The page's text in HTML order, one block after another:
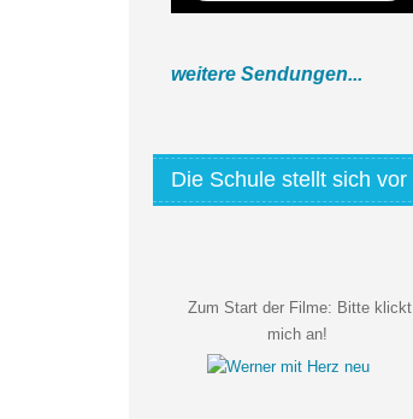
weitere Sendungen...
Die Schule stellt sich vor
Zum Start der Filme: Bitte klickt
mich an!